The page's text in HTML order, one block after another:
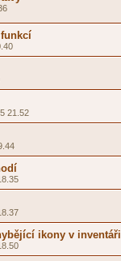
21.52
ikony v inventáři